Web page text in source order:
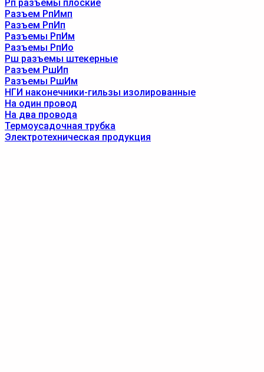
Рп разъемы плоские
Разъем РпИмп
Разъем РпИп
Разъемы РпИм
Разъемы РпИо
Рш разъемы штекерные
Разъем РшИп
Разъемы РшИм
НГИ наконечники-гильзы изолированные
На один провод
На два провода
Термоусадочная трубка
Электротехническая продукция